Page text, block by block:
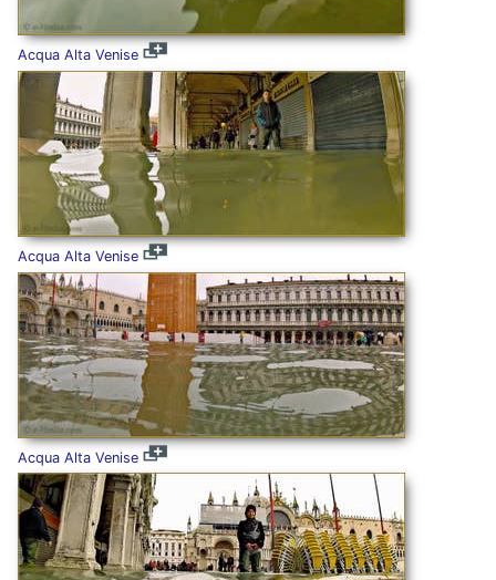
Acqua Alta Venise
Acqua Alta Venise
Acqua Alta Venise